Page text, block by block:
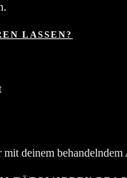
LASSEN?
deinem